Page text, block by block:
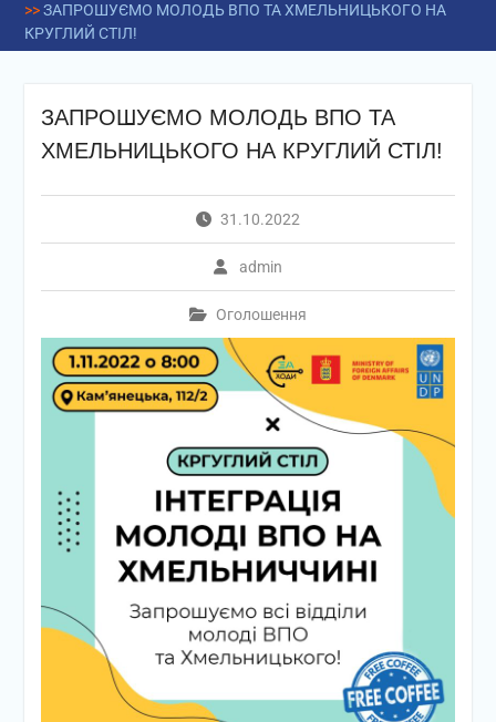
>>ЗАПРОШУЄМО МОЛОДЬ ВПО ТА ХМЕЛЬНИЦЬКОГО НА
КРУГЛИЙ СТІЛ!
ЗАПРОШУЄМО МОЛОДЬ ВПО ТА
ХМЕЛЬНИЦЬКОГО НА КРУГЛИЙ СТІЛ!
31.10.2022
admin
Оголошення